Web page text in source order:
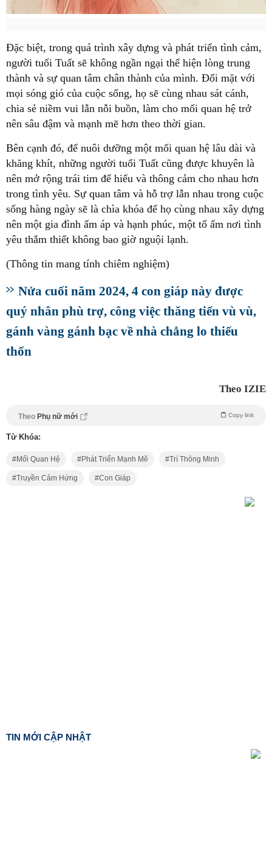
Đặc biệt, trong quá trình xây dựng và phát triển tình cảm,
người tuổi Tuất sẽ không ngần ngại thể hiện lòng trung
thành và sự quan tâm chân thành của mình. Đối mặt với
mọi sóng gió của cuộc sống, họ sẽ cùng nhau sát cánh,
chia sẻ niềm vui lẫn nỗi buồn, làm cho mối quan hệ trở
nên sâu đậm và mạnh mẽ hơn theo thời gian.
Bên cạnh đó, để nuôi dưỡng một mối quan hệ lâu dài và
khăng khít, những người tuổi Tuất cũng được khuyên là
nên mở rộng trái tim để hiểu và thông cảm cho nhau hơn
trong tình yêu. Sự quan tâm và hỗ trợ lẫn nhau trong cuộc
sống hàng ngày sẽ là chìa khóa để họ cùng nhau xây dựng
nên một gia đình ấm áp và hạnh phúc, một tổ ấm nơi tình
yêu thắm thiết không bao giờ nguội lạnh.
(Thông tin mang tính chiêm nghiệm)
Nửa cuối năm 2024, 4 con giáp này được
quý nhân phù trợ, công việc thăng tiến vù vù,
gánh vàng gánh bạc về nhà chẳng lo thiếu
thốn
Theo IZIE
Theo Phụ nữ mới Copy link
Từ Khóa:
Mối Quan Hệ Phát Triển Mạnh Mẽ Trí Thông Minh
Truyền Cảm Hứng Con Giáp
TIN MỚI CẬP NHẬT